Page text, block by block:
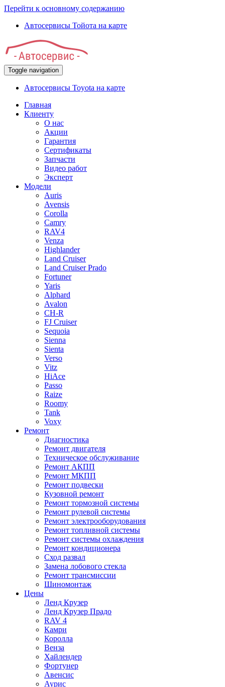
Перейти к основному содержанию
Автосервисы Тойота на карте
Toggle navigation
Автосервисы Toyota на карте
Главная
Клиенту
О нас
Акции
Гарантия
Сертификаты
Запчасти
Видео работ
Эксперт
Модели
Auris
Avensis
Corolla
Camry
RAV4
Venza
Highlander
Land Cruiser
Land Cruiser Prado
Fortuner
Yaris
Alphard
Avalon
CH-R
FJ Cruiser
Sequoia
Sienna
Sienta
Verso
Vitz
HiAce
Passo
Raize
Roomy
Tank
Voxy
Ремонт
Диагностика
Ремонт двигателя
Техническое обслуживание
Ремонт АКПП
Ремонт МКПП
Ремонт подвески
Кузовной ремонт
Ремонт тормозной системы
Ремонт рулевой системы
Ремонт электрооборудования
Ремонт топливной системы
Ремонт системы охлаждения
Ремонт кондиционера
Сход развал
Замена лобового стекла
Ремонт трансмиссии
Шиномонтаж
Цены
Ленд Крузер
Ленд Крузер Прадо
RAV 4
Камри
Королла
Венза
Хайлендер
Фортунер
Авенсис
Аурис